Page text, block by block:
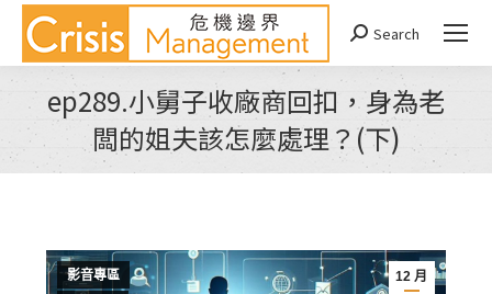
Search:
Search
ep289.小舅子收廠商回扣，身為老
闆的姐夫該怎麼處理？(下)
You are here:
12 月
影音專區